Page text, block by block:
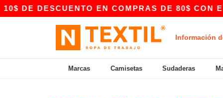
EN COMPRAS DE 80$ CON EL
Información
Marcas Camisetas Sudaderas